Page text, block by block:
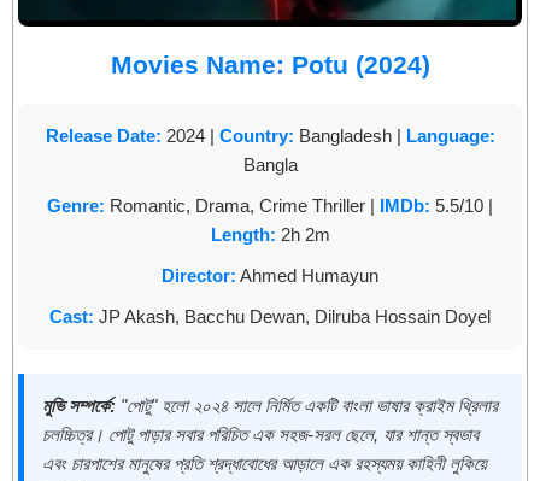
Movies Name: Potu (2024)
Release Date: 2024 | Country: Bangladesh | Language:
Bangla
Genre: Romantic, Drama, Crime Thriller | IMDb: 5.5/10 |
Length: 2h 2m
Director: Ahmed Humayun
Cast: JP Akash, Bacchu Dewan, Dilruba Hossain Doyel
মুভি সম্পর্কে: "পোটু" হলো ২০২৪ সালে নির্মিত একটি বাংলা ভাষার ক্রাইম থ্রিলার
চলচ্চিত্র। পোটু পাড়ার সবার পরিচিত এক সহজ-সরল ছেলে, যার শান্ত স্বভাব
এবং চারপাশের মানুষের প্রতি শ্রদ্ধাবোধের আড়ালে এক রহস্যময় কাহিনী লুকিয়ে